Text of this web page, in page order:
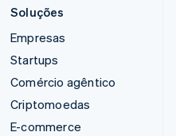
Soluções
Empresas
Startups
Comércio agêntico
Criptomoedas
E-commerce